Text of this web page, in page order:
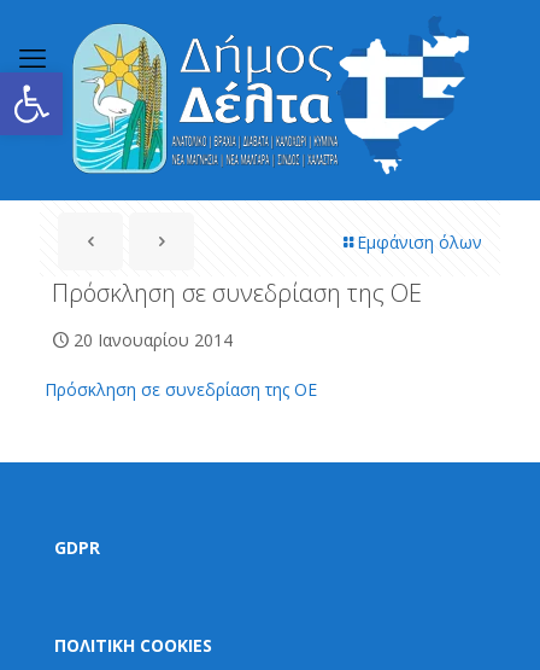
Ανοίξτε τη γραμμή εργαλείων
Εμφάνιση όλων
Πρόσκληση σε συνεδρίαση της ΟΕ
20 Ιανουαρίου 2014
Πρόσκληση σε συνεδρίαση της ΟΕ
GDPR
ΠΟΛΙΤΙΚΗ COOKIES